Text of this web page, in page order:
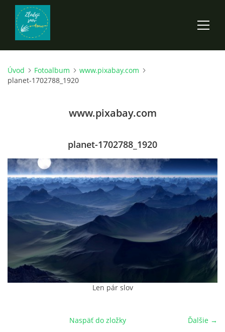
ÚVOD
ANDARION
EGYRON: SIEDMY DEŇ - 3. DIEL
POVIEDKY
GAMEBOOK
Úvod Fotoalbum
www.pixabay.com
planet-1702788_1920
www.pixabay.com
planet-1702788_1920
Len pár slov
Ďalšie →
Naspäť do zložky